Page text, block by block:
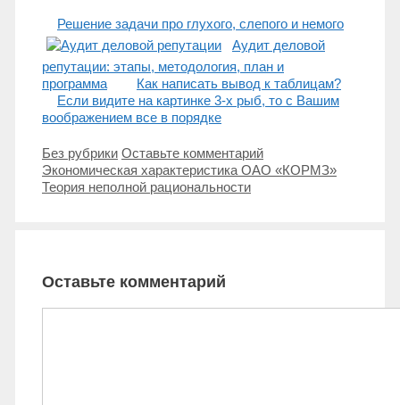
Решение задачи про глухого, слепого и немого
Аудит деловой
репутации: этапы, методология, план и
программа
Как написать вывод к таблицам?
Если видите на картинке 3-х рыб, то с Вашим
воображением все в порядке
Рубрики
Без рубрики Оставьте комментарий
Навигация
записи
Экономическая характеристика ОАО «КОРМЗ»
Теория неполной рациональности
Оставьте комментарий